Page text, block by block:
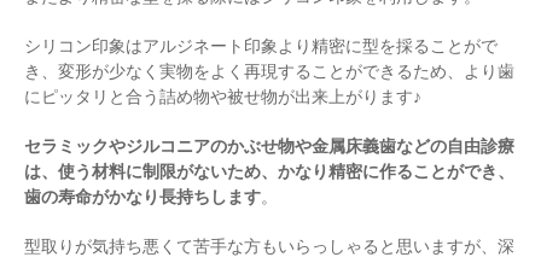
シリコン印象はアルジネート印象より精密に型を採ることがで
き、変形が少なく実物をよく再現することができるため、より歯
にピッタリと合う詰め物や被せ物が出来上がります♪
セラミックやジルコニアのかぶせ物や金属床義歯などの自由診療
は、使う材料に制限がないため、かなり精密に作ることができ、
歯の寿命がかなり長持ちします。
型取りが気持ち悪くて苦手な方もいらっしゃると思いますが、深